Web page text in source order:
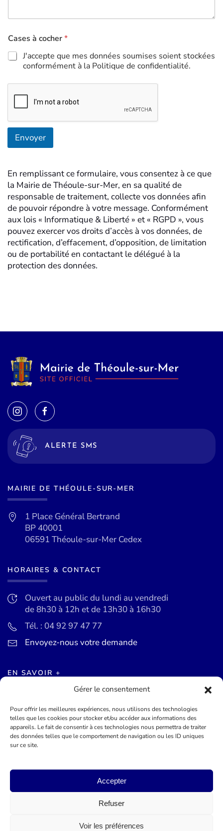
Gérer le consentement
Pour offrir les meilleures expériences, nous utilisons des technologies
telles que les cookies pour stocker et/ou accéder aux informations des
appareils. Le fait de consentir à ces technologies nous permettra de traiter
des données telles que le comportement de navigation ou les ID uniques
sur ce site.
Accepter
Refuser
Voir les préférences
o
u
C
e
Cases à cocher*
J'accepte que mes données soumises soient stockées
conformément à la Politique de confidentialité.
Envoyer
En remplissant ce formulaire, vous consentez à ce que
la Mairie de Théoule-sur-Mer, en sa qualité de
responsable de traitement, collecte vos données afin
de pouvoir répondre à votre message. Conformément
aux lois « Informatique & Liberté » et « RGPD », vous
pouvez exercer vos droits d’accès à vos données, de
rectification, d’effacement, d’opposition, de limitation
ou de portabilité en contactant le délégué à la
protection des données.
ALERTE SMS
MAIRIE DE THÉOULE-SUR-MER
1 Place Général Bertrand
BP 40001
06591 Théoule-sur-Mer Cedex
HORAIRES & CONTACT
Ouvert au public du lundi au vendredi
de 8h30 à 12h et de 13h30 à 16h30
Tél. : 04 92 97 47 77
Envoyez-nous votre demande
EN SAVOIR +
Agenda des événements
Mentions légales
Conditions générales
©2026Mairie de Théoule-sur-Mer - Site officel - Réalisé par
Lueur Externe, Agence de Communication